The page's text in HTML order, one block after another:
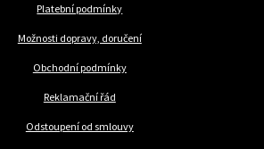
Platební podmínky
Možnosti dopravy, doručení
Obchodní podmínky
Reklamační řád
Odstoupení od smlouvy